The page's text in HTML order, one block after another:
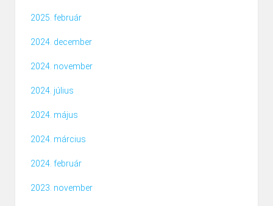
2025. február
2024. december
2024. november
2024. július
2024. május
2024. március
2024. február
2023. november